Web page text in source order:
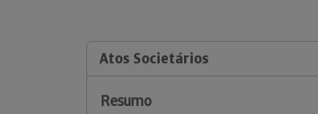
Atos Societários
Resumo